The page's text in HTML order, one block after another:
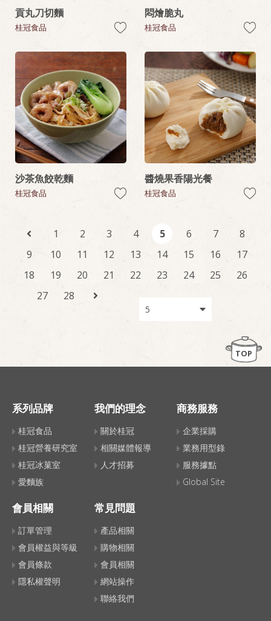
貢丸刀切麵
桂冠食品
悶燴脆丸
桂冠食品
沙茶魚餃乾麵
桂冠食品
醬燒果香陽光餐
桂冠食品
1 2 3 4 5 6 7
8
9
10 11 12 13 14 15 16
17
18
19 20 21 22 23 24 25
26
27
28
TOP
系列品牌
桂冠食品
桂冠營養研究室
桂冠冰菓室
愛麵族
我們的理念
關於桂冠
相關媒體報導
人才招募
商務服務
企業採購
業務用型錄
服務據點
Global Site
會員相關
訂單管理
會員權益與等級
會員條款
隱私權聲明
常見問題
產品相關
購物相關
會員相關
網站操作
聯絡我們